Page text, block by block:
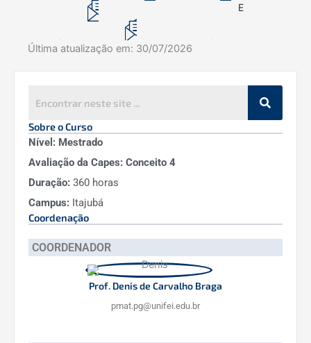
E
Última atualização em: 30/07/2026
Sobre o Curso
Nível: Mestrado
Avaliação da Capes: Conceito 4
Duração: 360 horas
Campus: Itajubá
Coordenação
COORDENADOR
Prof. Denis de Carvalho Braga
pmat.pg@unifei.edu.br